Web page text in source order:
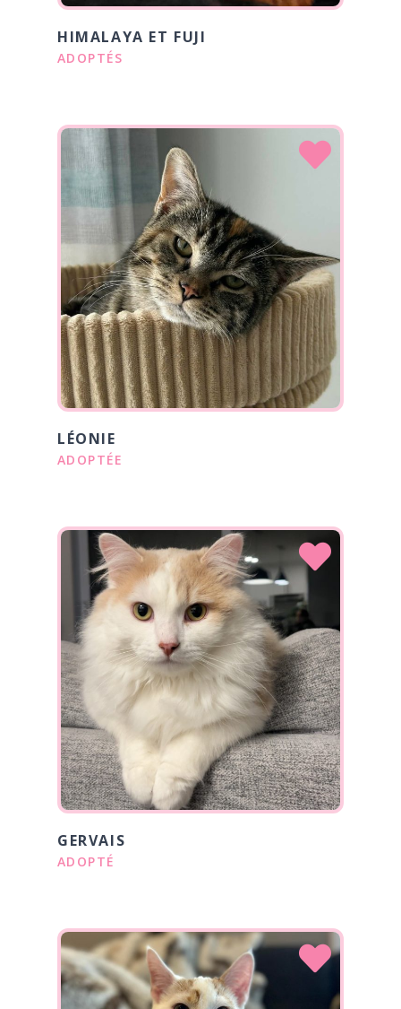
HIMALAYA ET FUJI
ADOPTÉS
LÉONIE
ADOPTÉE
GERVAIS
ADOPTÉ